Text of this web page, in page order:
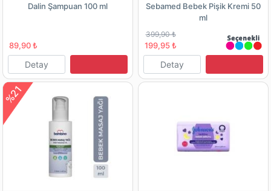
Dalin Şampuan 100 ml
89,90 ₺
Detay
Sebamed Bebek Pişik Kremi 50
ml
399,90 ₺
199,95 ₺
Detay
%21